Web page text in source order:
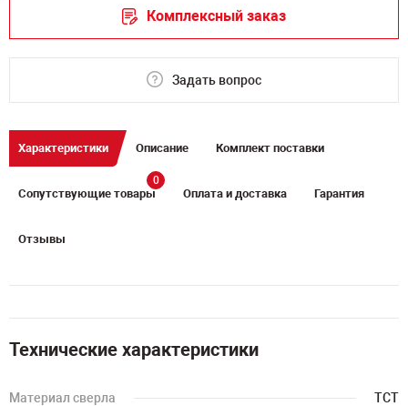
Комплексный заказ
Задать вопрос
Характеристики Описание Комплект поставки
Сопутствующие товары
0
Оплата и доставка Гарантия
Отзывы
Технические характеристики
Материал сверла
TCT